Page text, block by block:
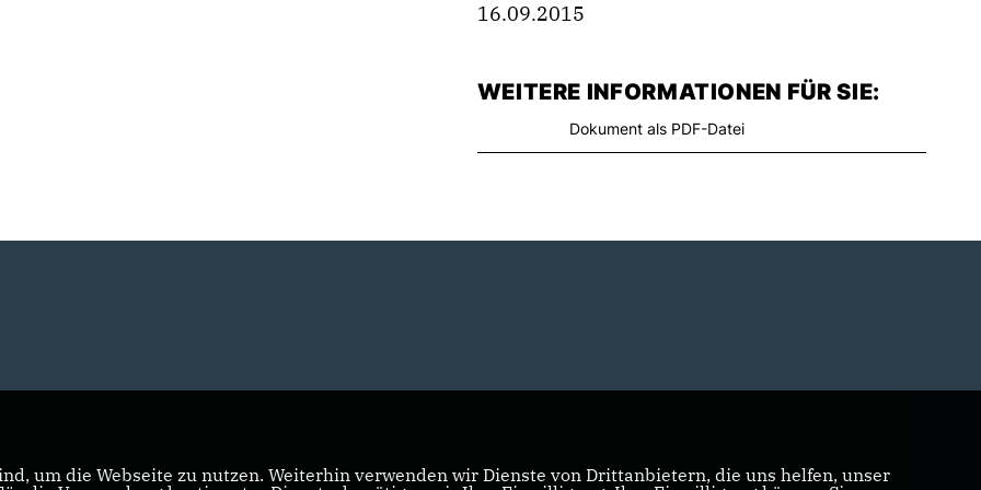
16.09.2015
WEITERE INFORMATIONEN FÜR SIE:
Dokument als PDF-Datei
um die Webseite zu nutzen. Weiterhin verwenden wir Dienste von Drittanbietern, die uns helfen, unser